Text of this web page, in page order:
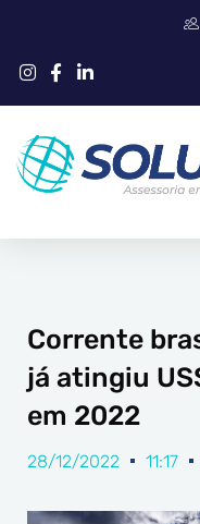
conteúdo
Corrente
já atingiu
em 2022
28/12/2022 11:17